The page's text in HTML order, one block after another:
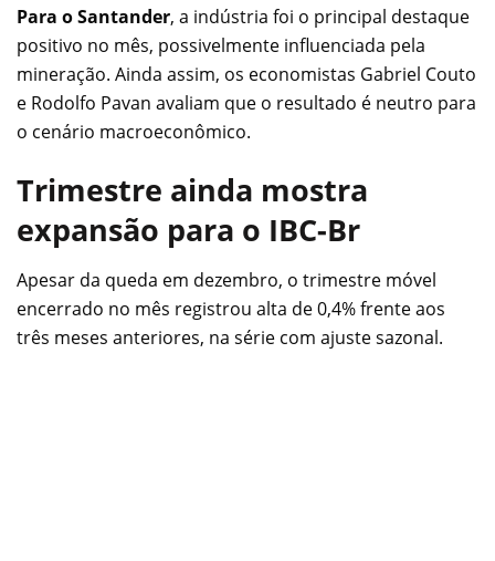
Para o Santander, a indústria foi o principal destaque
positivo no mês, possivelmente influenciada pela
mineração. Ainda assim, os economistas Gabriel Couto
e Rodolfo Pavan avaliam que o resultado é neutro para
o cenário macroeconômico.
Trimestre ainda mostra
expansão para o IBC-Br
Apesar da queda em dezembro, o trimestre móvel
encerrado no mês registrou alta de 0,4% frente aos
três meses anteriores, na série com ajuste sazonal.